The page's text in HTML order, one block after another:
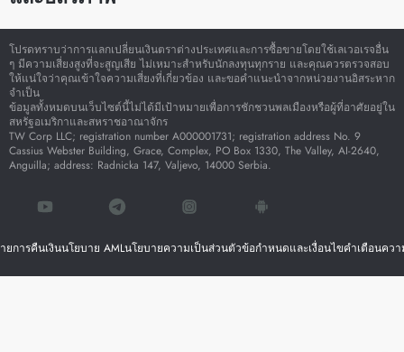
โปรดทราบว่าการแลกเปลี่ยนเงินตราต่างประเทศและการซื้อขายโดยใช้เลเวอเรจอื่น
ๆ มีความเสี่ยงสูงที่จะสูญเสีย ไม่เหมาะสำหรับนักลงทุนทุกราย และคุณควรตรวจสอบ
ให้แน่ใจว่าคุณเข้าใจความเสี่ยงที่เกี่ยวข้อง และขอคำแนะนำจากหน่วยงานอิสระหาก
จำเป็น
ข้อมูลทั้งหมดบนเว็บไซต์นี้ไม่ได้มีเป้าหมายเพื่อการชักชวนพลเมืองหรือผู้ที่อาศัยอยู่ใน
สหรัฐอเมริกาและสหราชอาณาจักร
TW Corp LLC; registration number A000001731; registration address No. 9
Cassius Webster Building, Grace, Complex, PO Box 1330, The Valley, AI-2640,
Anguilla; address: Radnicka 147, Valjevo, 14000 Serbia.
ยการคืนเงินนโยบาย AMLนโยบายความเป็นส่วนตัวข้อกำหนดและเงื่อนไขคำเตือนควา